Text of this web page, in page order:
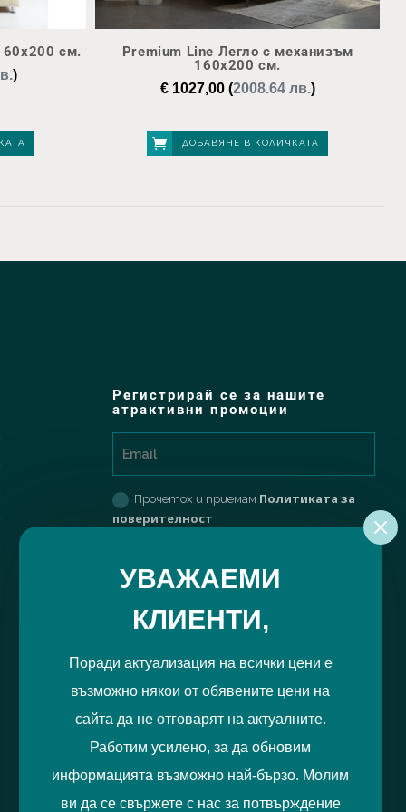
УВАЖАЕМИ
КЛИЕНТИ,
Поради актуализация на всички цени е
възможно някои от обявените цени на
сайта да не отговарят на актуалните.
Работим усилено, за да обновим
информацията възможно най-бързо. Молим
ви да се свържете с нас за потвърждение
см.
)
Premium Line Легло с механизъм
160х200 см.
€1027,00(2008.64 лв.)
ДОБАВЯНЕ В КОЛИЧКАТА
Регистрирай се за нашите
атрактивни промоции
Прочетох и приемам Политиката за
поверителност